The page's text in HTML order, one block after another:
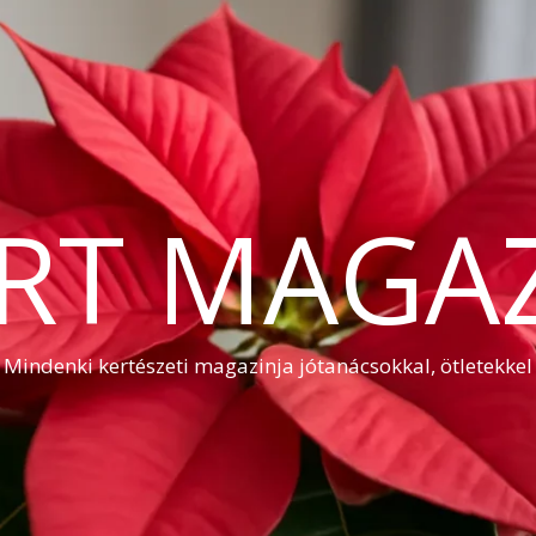
Mindenki kertészeti magazinja jótanácsokkal, ötletekkel